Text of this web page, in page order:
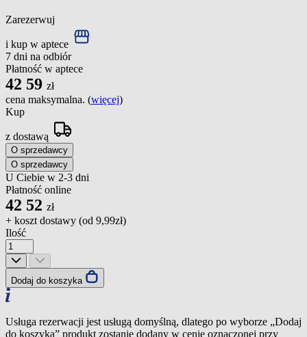
Zarezerwuj
i kup w aptece
7 dni na odbiór
Płatność w aptece
42 59 zł
cena maksymalna. (więcej)
Kup
z dostawą
O sprzedawcy
O sprzedawcy
U Ciebie w 2-3 dni
Płatność online
42 52 zł
+ koszt dostawy (od 9,99zł)
Ilość
Dodaj do koszyka
Usługa rezerwacji jest usługą domyślną, dlatego po wyborze „Dodaj
do koszyka” produkt zostanie dodany w cenie oznaczonej przy